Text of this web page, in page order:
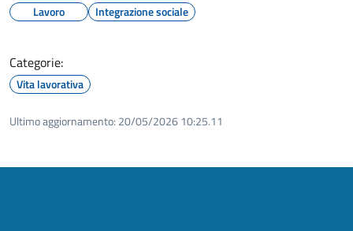
Lavoro Integrazione sociale
Categorie:
Vita lavorativa
Ultimo aggiornamento: 20/05/2026 10:25.11